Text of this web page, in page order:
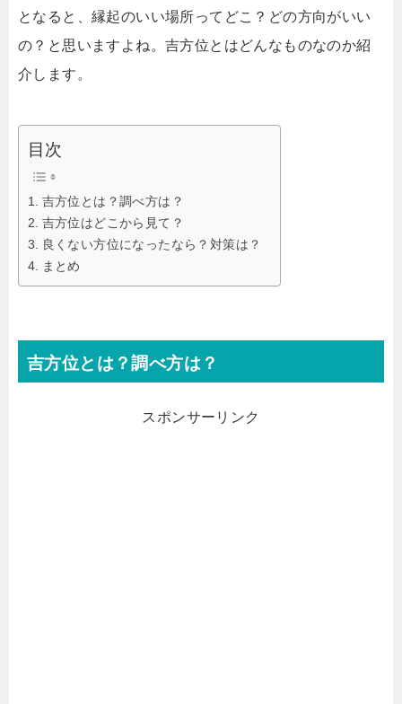
となると、縁起のいい場所ってどこ？どの方向がいい
の？と思いますよね。吉方位とはどんなものなのか紹
介します。
目次
吉方位とは？調べ方は？
吉方位はどこから見て？
良くない方位になったなら？対策は？
まとめ
吉方位とは？調べ方は？
スポンサーリンク